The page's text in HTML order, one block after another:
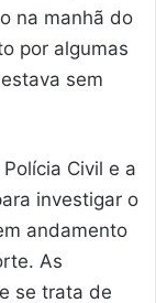
na manhã do
por algumas
sem
Civil e a
investigar o
andamento
As
se trata de